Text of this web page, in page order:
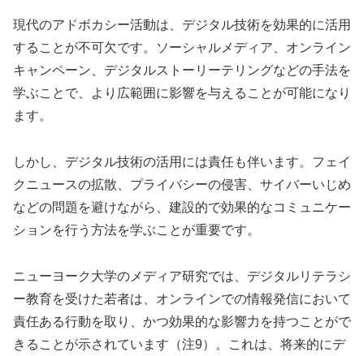
現代のアドボカシー活動は、デジタル技術を効果的に活用
することが不可欠です。ソーシャルメディア、オンライン
キャンペーン、デジタルストーリーテリングなどの手法を
学ぶことで、より広範囲に影響を与えることが可能になり
ます。
しかし、デジタル技術の活用には責任も伴います。フェイ
クニュースの拡散、プライバシーの侵害、サイバーいじめ
などの問題を避けながら、建設的で効果的なコミュニケー
ションを行う方法を学ぶことが重要です。
ニューヨーク大学のメディア研究では、デジタルリテラシ
ー教育を受けた若者は、オンラインでの情報発信において
責任ある行動を取り、かつ効果的な影響力を持つことがで
きることが示されています（注9）。これは、将来的にデ